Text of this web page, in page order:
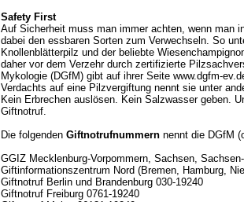
Safety First
Auf Sicherheit muss man immer achten, wenn man
dabei den essbaren Sorten zum Verwechseln. So
Knollenblätterpilz und der beliebte
daher vor dem Verzehr durch zertifizierte
Mykologie (DGfM) gibt auf ihrer Seite www.dgfm-
Verdachts auf eine Pilzvergiftung nennt sie unter
Kein Erbrechen auslösen. Kein Salzwasser geben.
Giftnotruf.
Die folgenden Giftnotrufnummernnennt die DGfM
GGIZ Mecklenburg-Vorpommern, Sachsen,
Giftinformationszentrum Nord (Bremen, Hamburg,
Giftnotruf Berlin und Brandenburg 030-19240
Giftnotruf Freiburg 0761-19240